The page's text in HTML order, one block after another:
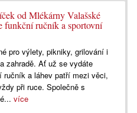
od Mlékárny Valašské
funkční ručník a sportovní
pro výlety, pikniky, grilování i
zahradě. Ať už se vydáte
ručník a láhev patří mezi věci,
při ruce. Společně s
více